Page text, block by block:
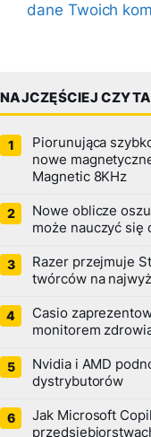
dane Twoich
NAJCZĘŚCIEJ
Piorunująca
nowe
Magnetic 8KHz
Nowe oblicze
może nauczyć się
Razer przejmuje
twórców na
Casio
monitorem
Nvidia i AMD
dystrybutorów
Jak Microsoft